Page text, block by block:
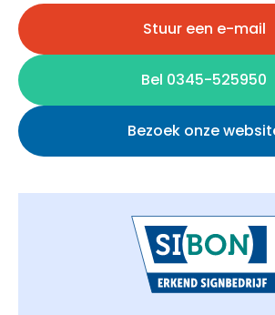
Stuur een e-mail
Bel 0345-525950
Bezoek onze